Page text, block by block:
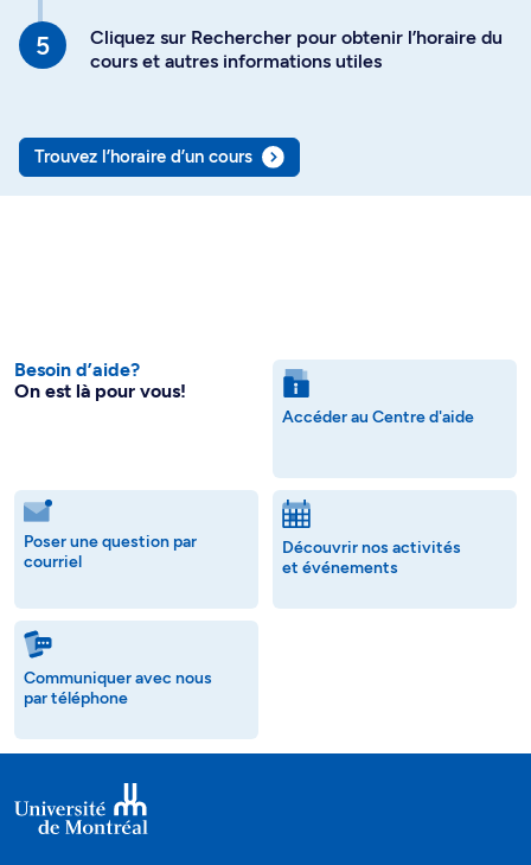
Cliquez sur Rechercher pour obtenir l’horaire du
cours et autres informations utiles
Trouvez l’horaire d’un cours
Besoin d’aide?
On est là pour vous!
Accéder au Centre d'aide
Poser une question par
courriel
Découvrir nos activités
et événements
Communiquer avec nous
par téléphone